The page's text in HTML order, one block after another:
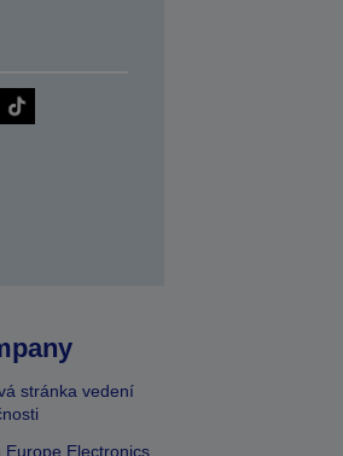
stránka vedení
Europe Electronics